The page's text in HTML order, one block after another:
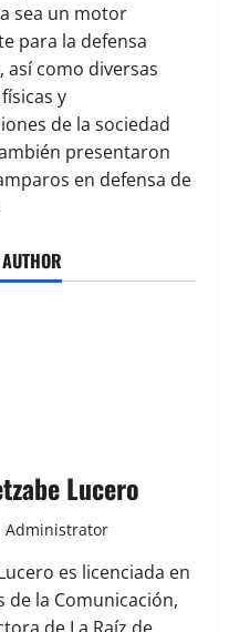
sea un motor
para la defensa
así como diversas
y
de la sociedad
presentaron
en defensa de
Lucero
Administrator
es licenciada en
de la Comunicación,